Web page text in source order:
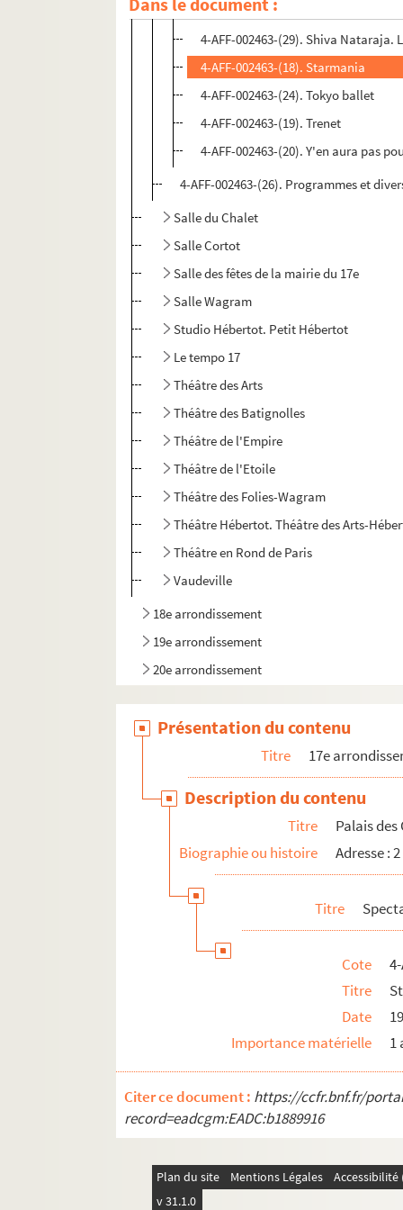
4-AFF-002463-(30). Shen Yun
4-AFF-002463-(29). Shiva Nataraja.
4-AFF-002463-(18). Starmania
4-AFF-002463-(24). Tokyo ballet
4-AFF-002463-(19). Trenet
4-AFF-002463-(20). Y'en aura pas
4-AFF-002463-(26). Programmes et
Salle du Chalet
Salle Cortot
Salle des fêtes de la mairie du 17e
Salle Wagram
Studio Hébertot. Petit Hébertot
Le tempo 17
Théâtre des Arts
Théâtre des Batignolles
Théâtre de l'Empire
Théâtre de l'Etoile
Théâtre des Folies-Wagram
Théâtre Hébertot. Théâtre des Arts-
Théâtre en Rond de Paris
Vaudeville
18e arrondissement
19e arrondissement
20e arrondissement
Présentation du contenu
Titre 17e
Description du contenu
Titre
Palais des
Biographie ou histoire
Adresse :
Titre
Cote
Titre
Date
Importance matérielle
1
Citer ce document : https://ccfr.bnf.fr/
record=eadcgm:EADC:b1889916
Plan du site Mentions Légales
v 31.1.0